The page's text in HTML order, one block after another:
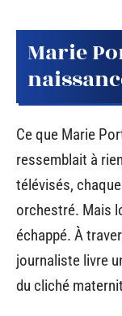
Marie
Ce que Marie
ressemblait à
télévisés,
orchestré. Mais
échappé. À
journaliste livre
du cliché